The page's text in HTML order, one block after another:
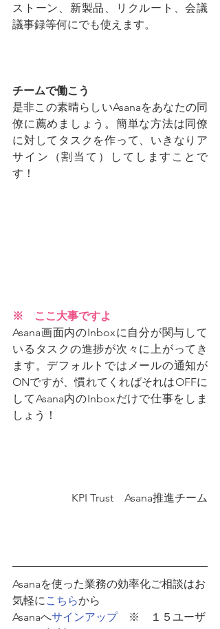
ストーン、新製品、リクルート、会議
議事録等何にでも使えます。
チームで働こう
是非この素晴らしいAsanaをあなたの同
僚に薦めましょう。簡単な方法は同僚
に対してタスクを作って、いきなりア
サイン（割当て）してしますことで
す！
※　ここ大事ですよ
Asana画面内のInboxに自分が関与して
いるタスクの進捗が次々に上がってき
ます。デフォルトではメールの通知が
ONですが、慣れてくればそれはOFFに
してAsana内のInboxだけで仕事をしま
しょう！
KPI Trust　Asana推進チーム
Asanaを使った業務の効率化ご相談はお
気軽にこちらから
Asanaへサインアップ ※　１５ユーザ